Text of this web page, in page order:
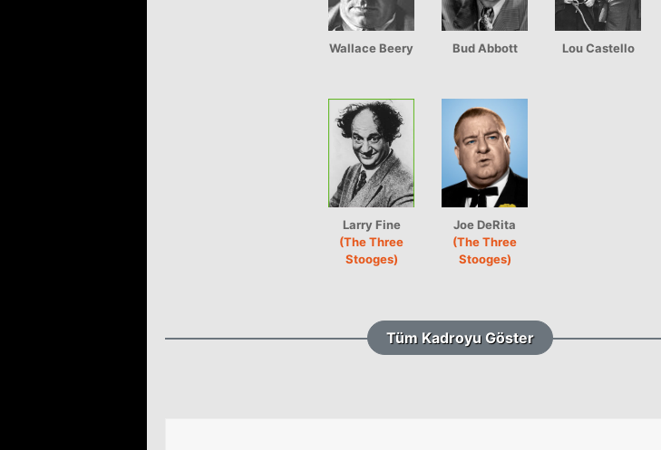
Wallace Beery Bud Abbott Lou Castello
Larry Fine
(The Three
Stooges)
Joe DeRita
(The Three
Stooges)
Tüm Kadroyu Göster